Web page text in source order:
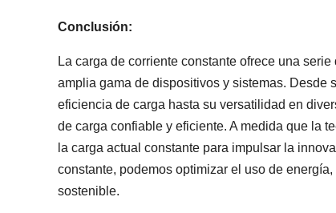
Conclusión:
La carga de corriente constante ofrece una
amplia gama de dispositivos y sistemas. Desde
eficiencia de carga hasta su versatilidad en
de carga confiable y eficiente. A medida que la
la carga actual constante para impulsar la
constante, podemos optimizar el uso de
sostenible.